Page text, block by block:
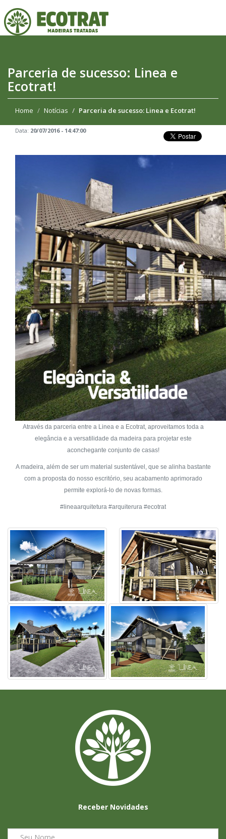
Parceria de sucesso: Linea e
Ecotrat!
Home Notícias Parceria de sucesso: Linea e Ecotrat!
Data: 20/07/2016 - 14:47:00
Através da parceria entre a Linea e a Ecotrat, aproveitamos toda a
elegância e a versatilidade da madeira para projetar este
aconchegante conjunto de casas!
A madeira, além de ser um material sustentável, que se alinha bastante
com a proposta do nosso escritório, seu acabamento aprimorado
permite explorá-lo de novas formas.
#lineaarquitetura #arquiterura #ecotrat
Receber Novidades